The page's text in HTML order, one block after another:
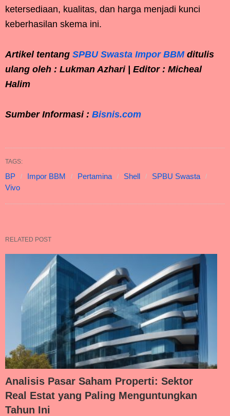
ketersediaan, kualitas, dan harga menjadi kunci
keberhasilan skema ini.
Artikel tentang SPBU Swasta Impor BBMditulis
ulang oleh : Lukman Azhari | Editor : Micheal
Halim
Sumber Informasi : Bisnis.com
TAGS:
BP Impor BBM Pertamina Shell
SPBU Swasta
Vivo
RELATED POST
Analisis Pasar Saham Properti: Sektor
Real Estat yang Paling Menguntungkan
Tahun Ini